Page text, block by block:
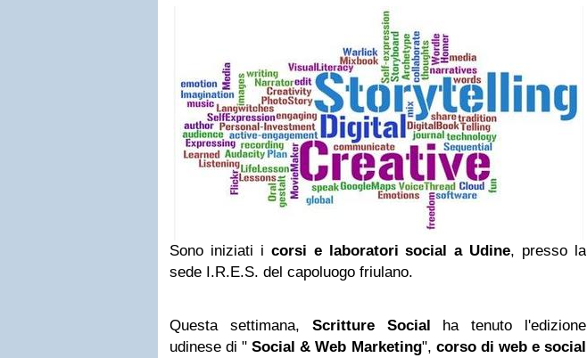
Sono iniziati i corsi e laboratori social a Udine, presso la
sede I.R.E.S. del capoluogo friulano.
Questa settimana, Scritture Social ha tenuto l'edizione
udinese di "Social & Web Marketing", corso di web e social